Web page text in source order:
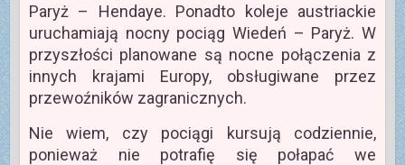
Paryż – Hendaye. Ponadto koleje austriackie
uruchamiają nocny pociąg Wiedeń – Paryż. W
przyszłości planowane są nocne połączenia z
innych krajami Europy, obsługiwane przez
przewoźników zagranicznych.
Nie wiem, czy pociągi kursują codziennie,
ponieważ nie potrafię się połapać we